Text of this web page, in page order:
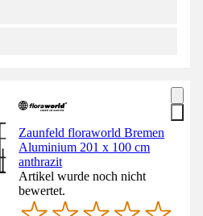
Zaunfeld floraworld Bremen
Aluminium 201 x 100 cm
anthrazit
Artikel wurde noch nicht
bewertet.